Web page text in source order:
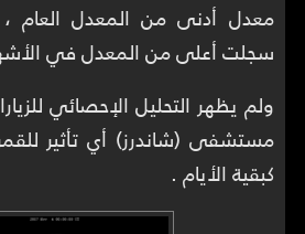
معدل أدنى من المعدل العام ،
سجلت أعلى من المعدل في الأشهر
ولم يظهر التحليل الإحصائي
مستشفى (شاندرز) أي تأثير
كبقية الأيام .